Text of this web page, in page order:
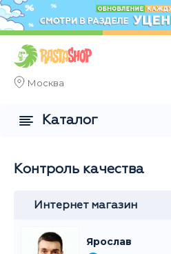
Москва
Контроль качества
Интернет магазин
Ярослав
Каталог